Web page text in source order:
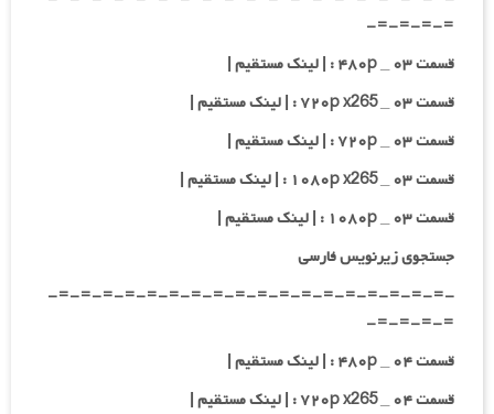
=-=-=-=-
قسمت ۰۳ _ ۴۸۰p : | لینک مستقیم |
قسمت ۰۳ _ ۷۲۰p x265 : | لینک مستقیم |
قسمت ۰۳ _ ۷۲۰p : | لینک مستقیم |
قسمت ۰۳ _ ۱۰۸۰p x265 : | لینک مستقیم |
قسمت ۰۳ _ ۱۰۸۰p : | لینک مستقیم |
جستجوی زیرنویس فارسی
-=-=-=-=-=-=-=-=-=-=-=-=-=-=-=-=-=-=-
=-=-=-=-
قسمت ۰۴ _ ۴۸۰p : | لینک مستقیم |
قسمت ۰۴ _ ۷۲۰p x265 : | لینک مستقیم |